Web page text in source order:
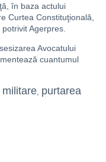
în baza actului
Curtea Constituţională,
Agerpres.
Avocatului
cuantumul
purtarea